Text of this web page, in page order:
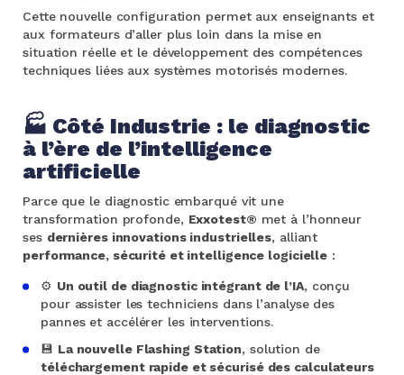
Cette nouvelle configuration permet aux enseignants et
aux formateurs d’aller plus loin dans la mise en
situation réelle et le développement des compétences
techniques liées aux systèmes motorisés modernes.
🏭 Côté Industrie : le diagnostic
à l’ère de l’intelligence
artificielle
Parce que le diagnostic embarqué vit une
transformation profonde, Exxotest® met à l’honneur
ses dernières innovations industrielles, alliant
performance, sécurité et intelligence logicielle :
⚙️ Un outil de diagnostic intégrant de l’IA, conçu
pour assister les techniciens dans l’analyse des
pannes et accélérer les interventions.
💾 La nouvelle Flashing Station, solution de
téléchargement rapide et sécurisé des calculateurs